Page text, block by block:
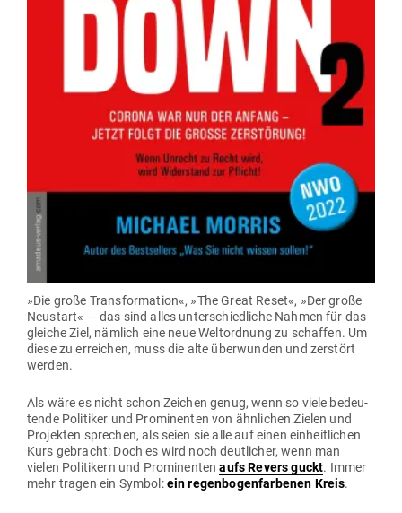
»Die große Trans­for­mation«, »The Great Reset«, »Der große
Neu­start« — das sind alles unter­schied­liche Nahmen für das
gleiche Ziel, nämlich eine neue Welt­ordnung zu schaffen. Um
diese zu erreichen, muss die alte über­wunden und zer­stört
werden.
Als wäre es nicht schon Zeichen genug, wenn so viele bedeu­
tende Poli­tiker und Pro­mi­nenten von ähn­lichen Zielen und
Pro­jekten sprechen, als seien sie alle auf einen ein­heit­lichen
Kurs gebracht: Doch es wird noch deut­licher, wenn man
vielen Poli­tikern und Pro­mi­nentenaufs Revers guckt. Immer
mehr tragen ein Symbol:ein regen­bo­gen­far­benen Kreis.